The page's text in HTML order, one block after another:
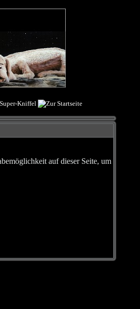
auf dieser Seite, um